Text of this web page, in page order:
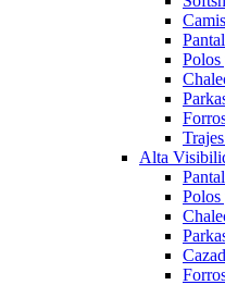
Polos
Alta
Polos